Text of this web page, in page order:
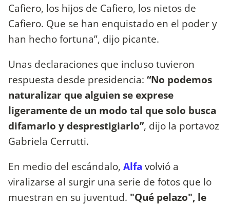
Cafiero, los hijos de Cafiero, los nietos de
Cafiero. Que se han enquistado en el poder y
han hecho fortuna”, dijo picante.
Unas declaraciones que incluso tuvieron
respuesta desde presidencia: “No podemos
naturalizar que alguien se exprese
ligeramente de un modo tal que solo busca
difamarlo y desprestigiarlo”, dijo la portavoz
Gabriela Cerrutti.
En medio del escándalo, Alfa volvió a
viralizarse al surgir una serie de fotos que lo
muestran en su juventud. "Qué pelazo", le